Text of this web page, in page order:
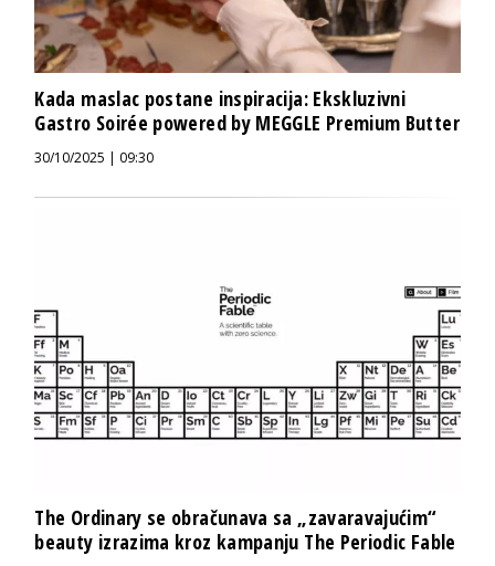
Kada maslac postane inspiracija: Ekskluzivni
Gastro Soirée powered by MEGGLE Premium Butter
30/10/2025 | 09:30
The Ordinary se obračunava sa „zavaravajućim“
beauty izrazima kroz kampanju The Periodic Fable